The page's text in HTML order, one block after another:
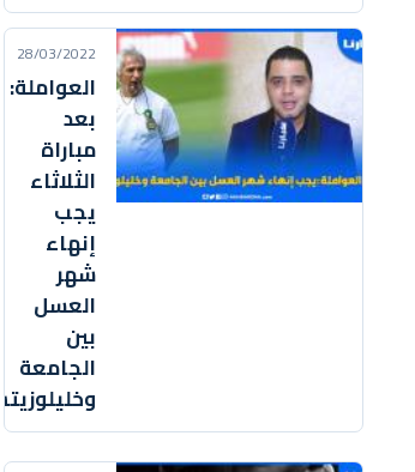
28/03/2022
العواملة:
بعد
مباراة
الثلاثاء
يجب
إنهاء
شهر
العسل
بين
الجامعة
وخليلوزيتش